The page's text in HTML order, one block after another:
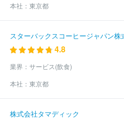
本社： 東京都
スターバックスコーヒージャパン株
4.8
業界： サービス(飲食)
本社： 東京都
株式会社タマディック